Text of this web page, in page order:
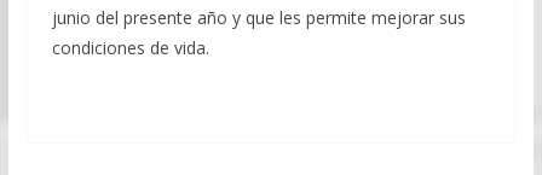
junio del presente año y que les permite mejorar sus
condiciones de vida.